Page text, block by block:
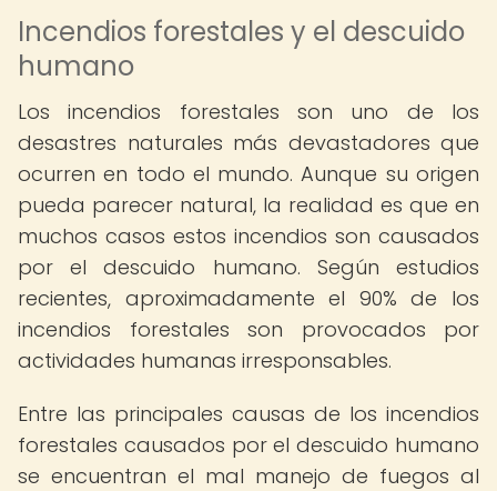
Incendios forestales y el descuido
humano
Los incendios forestales son uno de los
desastres naturales más devastadores que
ocurren en todo el mundo. Aunque su origen
pueda parecer natural, la realidad es que en
muchos casos estos incendios son causados
por el descuido humano. Según estudios
recientes, aproximadamente el 90% de los
incendios forestales son provocados por
actividades humanas irresponsables.
Entre las principales causas de los incendios
forestales causados por el descuido humano
se encuentran el mal manejo de fuegos al